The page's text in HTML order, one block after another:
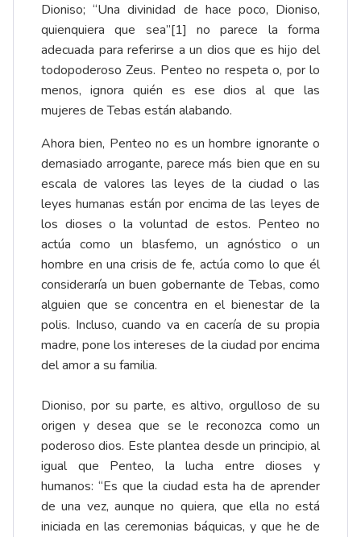
Dioniso; “Una divinidad de hace poco, Dioniso,
quienquiera que sea”[1] no parece la forma
adecuada para referirse a un dios que es hijo del
todopoderoso Zeus. Penteo no respeta o, por lo
menos, ignora quién es ese dios al que las
mujeres de Tebas están alabando.
Ahora bien, Penteo no es un hombre ignorante o
demasiado arrogante, parece más bien que en su
escala de valores las leyes de la ciudad o las
leyes humanas están por encima de las leyes de
los dioses o la voluntad de estos. Penteo no
actúa como un blasfemo, un agnóstico o un
hombre en una crisis de fe, actúa como lo que él
consideraría un buen gobernante de Tebas, como
alguien que se concentra en el bienestar de la
polis. Incluso, cuando va en cacería de su propia
madre, pone los intereses de la ciudad por encima
del amor a su familia.
Dioniso, por su parte, es altivo, orgulloso de su
origen y desea que se le reconozca como un
poderoso dios. Este plantea desde un principio, al
igual que Penteo, la lucha entre dioses y
humanos: “Es que la ciudad esta ha de aprender
de una vez, aunque no quiera, que ella no está
iniciada en las ceremonias báquicas, y que he de